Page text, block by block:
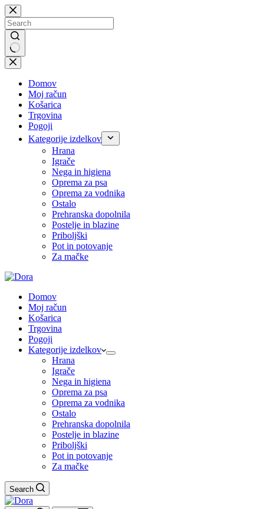
Skip
to
content
No
results
Domov
Moj račun
Košarica
Trgovina
Pogoji
Kategorije izdelkov
Hrana
Igrače
Nega in higiena
Oprema za psa
Oprema za vodnika
Ostalo
Prehranska dopolnila
Postelje in blazine
Priboljški
Pot in potovanje
Za mačke
Domov
Moj račun
Košarica
Trgovina
Pogoji
Kategorije izdelkov
Hrana
Igrače
Nega in higiena
Oprema za psa
Oprema za vodnika
Ostalo
Prehranska dopolnila
Postelje in blazine
Priboljški
Pot in potovanje
Za mačke
Search